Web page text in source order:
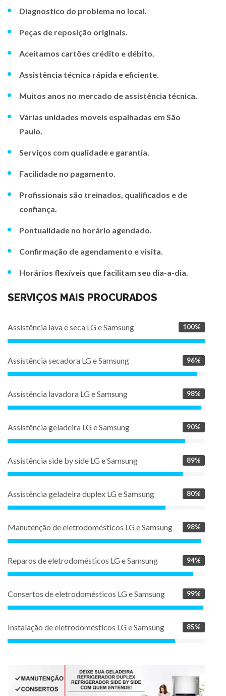
Diagnostico do problema no local.
Peças de reposição originais.
Aceitamos cartões crédito e débito.
Assistência técnica rápida e eficiente.
Muitos anos no mercado de assistência técnica.
Várias unidades moveis espalhadas em São
Paulo.
Serviços com qualidade e garantia.
Facilidade no pagamento.
Profissionais são treinados, qualificados e de
confiança.
Pontualidade no horário agendado.
Confirmação de agendamento e visita.
Horários flexíveis que facilitam seu dia-a-dia.
SERVIÇOS MAIS PROCURADOS
Assistência lava e seca LG e Samsung 100%
Assistência secadora LG e Samsung 96%
Assistência lavadora LG e Samsung 98%
Assistência geladeira LG e Samsung 90%
Assistência side by side LG e Samsung 89%
Assistência geladeira duplex LG e Samsung 80%
Manutenção de eletrodomésticos LG e Samsung 98%
Reparos de eletrodomésticos LG e Samsung 94%
Consertos de eletrodomésticos LG e Samsung 99%
Instalação de eletrodomésticos LG e Samsung 85%